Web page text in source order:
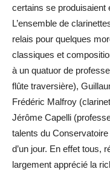
certains se produisaient
L’ensemble de
relais pour quelques
classiques et
à un quatuor de
flûte traversière),
Frédéric Malfroy
Jérôme Capelli
talents du
d’un jour. En effet tous,
largement apprécié la